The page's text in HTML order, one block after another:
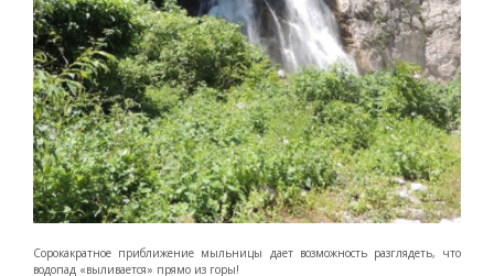
Сорокакратное приближение мыльницы дает возможность разглядеть, что
водопад «выливается» прямо из горы!